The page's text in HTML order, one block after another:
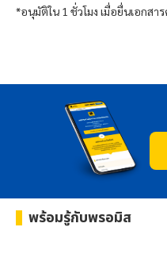
*อนุมัติใน 1 ชั่วโมง เมื่อยื่นเอกส
พร้อมรู้กับพรอมิส